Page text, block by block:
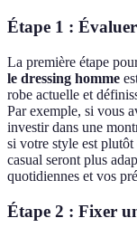
Étape 1 : Évaluer
La première étape
le dressing homme
robe actuelle et
Par exemple, si vous
investir dans une
si votre style est plutôt
casual seront plus
quotidiennes et vos
Étape 2 : Fixer